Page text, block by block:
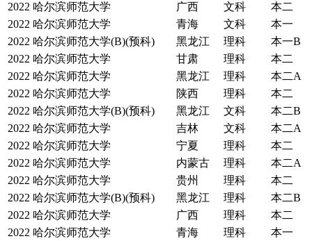
2022 哈尔滨师范大学 广西 文科
本二
2022 哈尔滨师范大学 青海 文科
本一
2022 哈尔滨师范大学(B)(预科) 黑龙江 理科
本一B
2022 哈尔滨师范大学 甘肃 理科
本二
2022 哈尔滨师范大学 黑龙江 理科
本二A
2022 哈尔滨师范大学 陕西 理科
本二
2022 哈尔滨师范大学(B)(预科) 黑龙江 文科
本二B
2022 哈尔滨师范大学 吉林 文科
本二A
2022 哈尔滨师范大学 宁夏 理科
本二
2022 哈尔滨师范大学 内蒙古 理科
本二A
2022 哈尔滨师范大学 贵州 理科
本二
2022 哈尔滨师范大学(B)(预科) 黑龙江 理科
本二B
2022 哈尔滨师范大学 广西 理科
本二
2022 哈尔滨师范大学 青海 理科
本一